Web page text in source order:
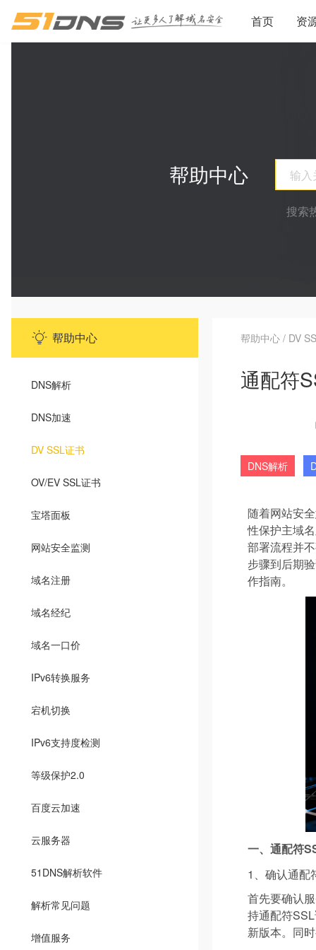
首页 资
帮助中心
搜索
帮助中心
DNS解析
DNS加速
DV SSL证书
OV/EV SSL证书
宝塔面板
网站安全监测
域名注册
域名经纪
域名一口价
IPv6转换服务
宕机切换
IPv6支持度检测
等级保护2.0
百度云加速
云服务器
51DNS解析软件
解析常见问题
增值服务
帮助中心 / DV
通配符
DNS解析
随着网站安
性保护主域
部署流程并
步骤到后期
作指南。
一、通配符
1、确认通配
首先要确认
持通配符
新版本。同